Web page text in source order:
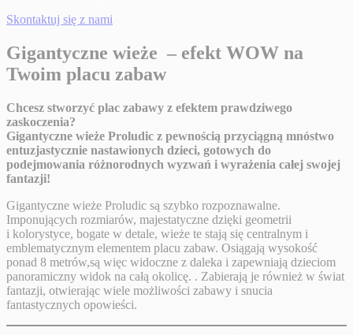
Skontaktuj się z nami
Gigantyczne wieże – efekt WOW na
Twoim placu zabaw
Chcesz stworzyć plac zabawy z efektem prawdziwego
zaskoczenia?
Gigantyczne wieże Proludic z pewnością przyciągną mnóstwo
entuzjastycznie nastawionych dzieci, gotowych do
podejmowania różnorodnych wyzwań i wyrażenia całej swojej
fantazji!
Gigantyczne wieże Proludic są szybko rozpoznawalne.
Imponujących rozmiarów, majestatyczne dzięki geometrii
i kolorystyce, bogate w detale, wieże te stają się centralnym i
emblematycznym elementem placu zabaw. Osiągają wysokość
ponad 8 metrów,są więc widoczne z daleka i zapewniają dzieciom
panoramiczny widok na całą okolicę. . Zabierają je również w świat
fantazji, otwierając wiele możliwości zabawy i snucia
fantastycznych opowieści.